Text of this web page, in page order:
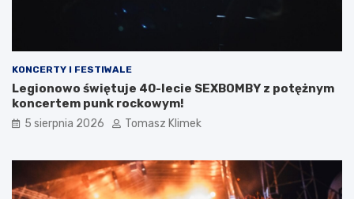
KONCERTY I FESTIWALE
Legionowo świętuje 40-lecie SEXBOMBY z potężnym
koncertem punk rockowym!
5 sierpnia 2026 Tomasz Klimek